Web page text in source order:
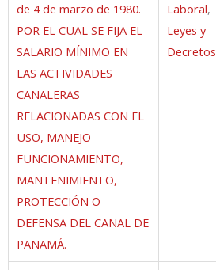
de 4 de marzo de 1980.
POR EL CUAL SE FIJA EL
SALARIO MÍNIMO EN
LAS ACTIVIDADES
CANALERAS
RELACIONADAS CON EL
USO, MANEJO
FUNCIONAMIENTO,
MANTENIMIENTO,
PROTECCIÓN O
DEFENSA DEL CANAL DE
PANAMÁ.
Laboral,
Leyes y
Decretos